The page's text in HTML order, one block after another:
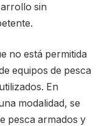
sin
no está permitida
equipos de pesca
En
modalidad, se
pesca armados y